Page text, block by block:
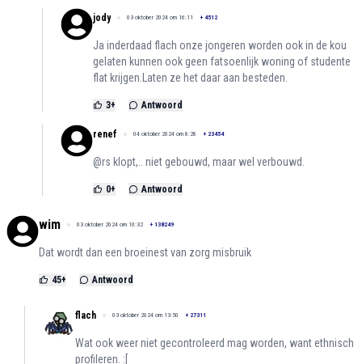
jody 03 oktober 2024 om 16:11 + 4512
Ja inderdaad flach onze jongeren worden ook in de kou
gelaten kunnen ook geen fatsoenlijk woning of studente
flat krijgen.Laten ze het daar aan besteden.
3+ Antwoord
renef 04 oktober 2024 om 8:28 + 23454
@rs klopt,.. niet gebouwd, maar wel verbouwd.
0+ Antwoord
wim 03 oktober 2024 om 10:32 + 138249
Dat wordt dan een broeinest van zorg misbruik
45+ Antwoord
flach 03 oktober 2024 om 13:50 + 27311
Wat ook weer niet gecontroleerd mag worden, want ethnisch
profileren. :[